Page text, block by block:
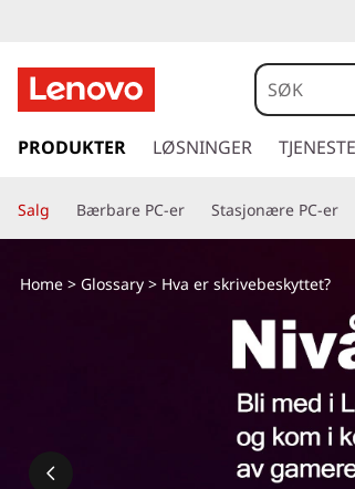
v
a
eå
l
h
v
PRODUKTER LØSNINGER
Salg Bærbare PC-er Stasjonære PC-er
Home > Glossary > Hva er skrivebeskyttet?